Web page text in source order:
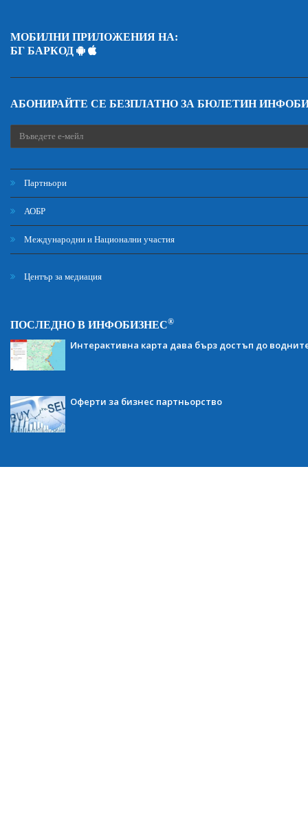
МОБИЛНИ ПРИЛОЖЕНИЯ НА:
БГ БАРКОД
АБОНИРАЙТЕ СЕ БЕЗПЛАТНО ЗА БЮЛЕТИН
Партньори
АОБР
Международни и Национални участия
Център за медиация
ПОСЛЕДНО В ИНФОБИЗНЕС®
Интерактивна карта дава бърз достъп до
Оферти за бизнес партньорство